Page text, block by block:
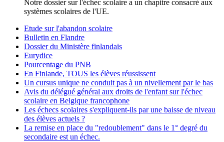
Notre dossier sur l'échec scolaire a un chapitre consacré aux
systèmes scolaires de l'UE.
Etude sur l'abandon scolaire
Bulletin en Flandre
Dossier du Ministère finlandais
Eurydice
Pourcentage du PNB
En Finlande, TOUS les élèves réussissent
Un cursus unique ne conduit pas à un nivellement par le bas
Avis du délégué général aux droits de l'enfant sur l'échec
scolaire en Belgique francophone
Les échecs scolaires s'expliquent-ils par une baisse de niveau
des élèves actuels ?
La remise en place du "redoublement" dans le 1° degré du
secondaire est un échec.